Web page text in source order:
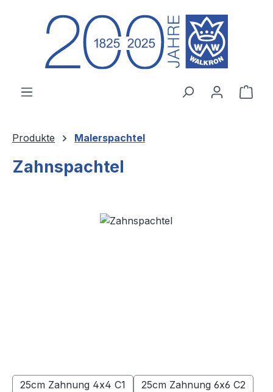
Zum Hauptinhalt springen
Produkte Malerspachtel
Zahnspachtel
Bildergalerie überspringen
25cm Zahnung 4x4 C1
25cm Zahnung 6x6 C2